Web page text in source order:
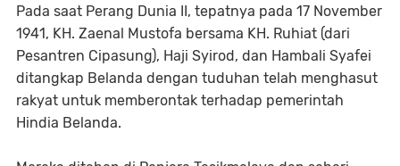
Pada saat Perang Dunia II, tepatnya pada 17 November
1941, KH. Zaenal Mustofa bersama KH. Ruhiat (dari
Pesantren Cipasung), Haji Syirod, dan Hambali Syafei
ditangkap Belanda dengan tuduhan telah menghasut
rakyat untuk memberontak terhadap pemerintah
Hindia Belanda.